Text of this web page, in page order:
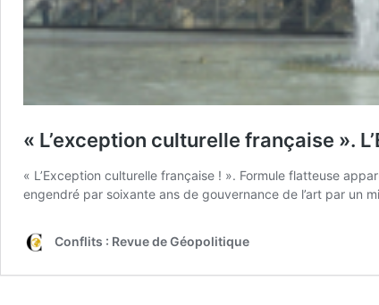
« L’exception culturelle française ».
« L’Exception culturelle française ! ». Formule flatteuse
engendré par soixante ans de gouvernance de l’art par un
Conflits : Revue de Géopolitique